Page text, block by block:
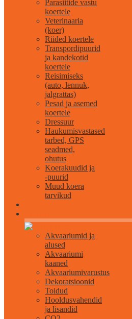
Parasiitide vastu
koertele
Veterinaaria
(koer)
Riided koertele
Transpordipuurid
ja kandekotid
koertele
Reisimiseks
(auto, lennuk,
jalgrattas)
Pesad ja asemed
koertele
Dressuur
Haukumisvastased
tarbed, GPS
seadmed,
ohutus
Koerakuudid ja
-puurid
Muud koera
tarvikud
Akvaariumid ja
alused
Akvaariumi
kaaned
Akvaariumivarustus
Dekoratsioonid
Toidud
Hooldusvahendid
ja lisandid